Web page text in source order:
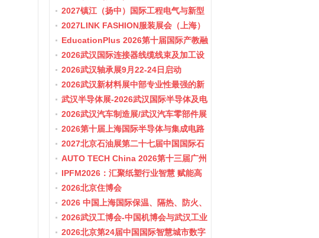
储能展会
2027镇江（扬中）国际工程电气与新型
储能产业博览会
2027LINK FASHION服装展会（上海）
EducationPlus 2026第十届国际产教融
合博览会
2026武汉国际连接器线缆线束及加工设
备展览会
2026武汉轴承展9月22-24日启动
2026武汉新材料展中部专业性最强的新
材料行业盛会
武汉半导体展-2026武汉国际半导体及电
子展览会
2026武汉汽车制造展/武汉汽车零部件展
2026第十届上海国际半导体与集成电路
产业应用博览会-11月10-12日
2027北京石油展第二十七届中国国际石
油石化技术装备展览会
AUTO TECH China 2026第十三届广州
国际汽车零部件及加工技术、汽车模具
展览会
IPFM2026：汇聚纸塑行业智慧 赋能高
质健康发展
2026北京住博会
2026 中国上海国际保温、隔热、防火、
隔音新材料展览
2026武汉工博会-中国机博会与武汉工业
博览会
2026北京第24届中国国际智慧城市数字